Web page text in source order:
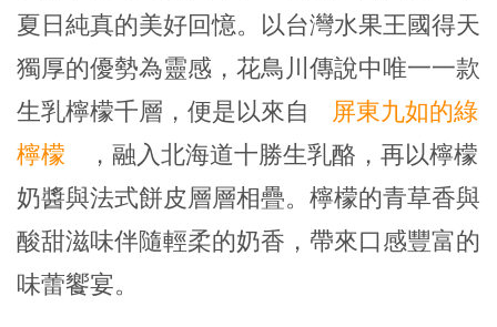
夏日純真的美好回憶。以台灣水果王國得天
獨厚的優勢為靈感，花鳥川傳說中唯一一款
生乳檸檬千層，便是以來自
屏東九如的綠
檸檬
，融入北海道十勝生乳酪，再以檸檬
奶醬與法式餅皮層層相疊。檸檬的青草香與
酸甜滋味伴隨輕柔的奶香，帶來口感豐富的
味蕾饗宴。